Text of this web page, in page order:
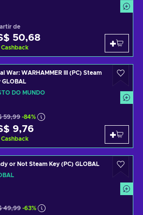
de
50,68
Cashback
War: WARHAMMER III (PC) Steam
GLOBAL
DO MUNDO
59,99 -84%
9,76
Cashback
or Not Steam Key (PC) GLOBAL
49,99 -63%